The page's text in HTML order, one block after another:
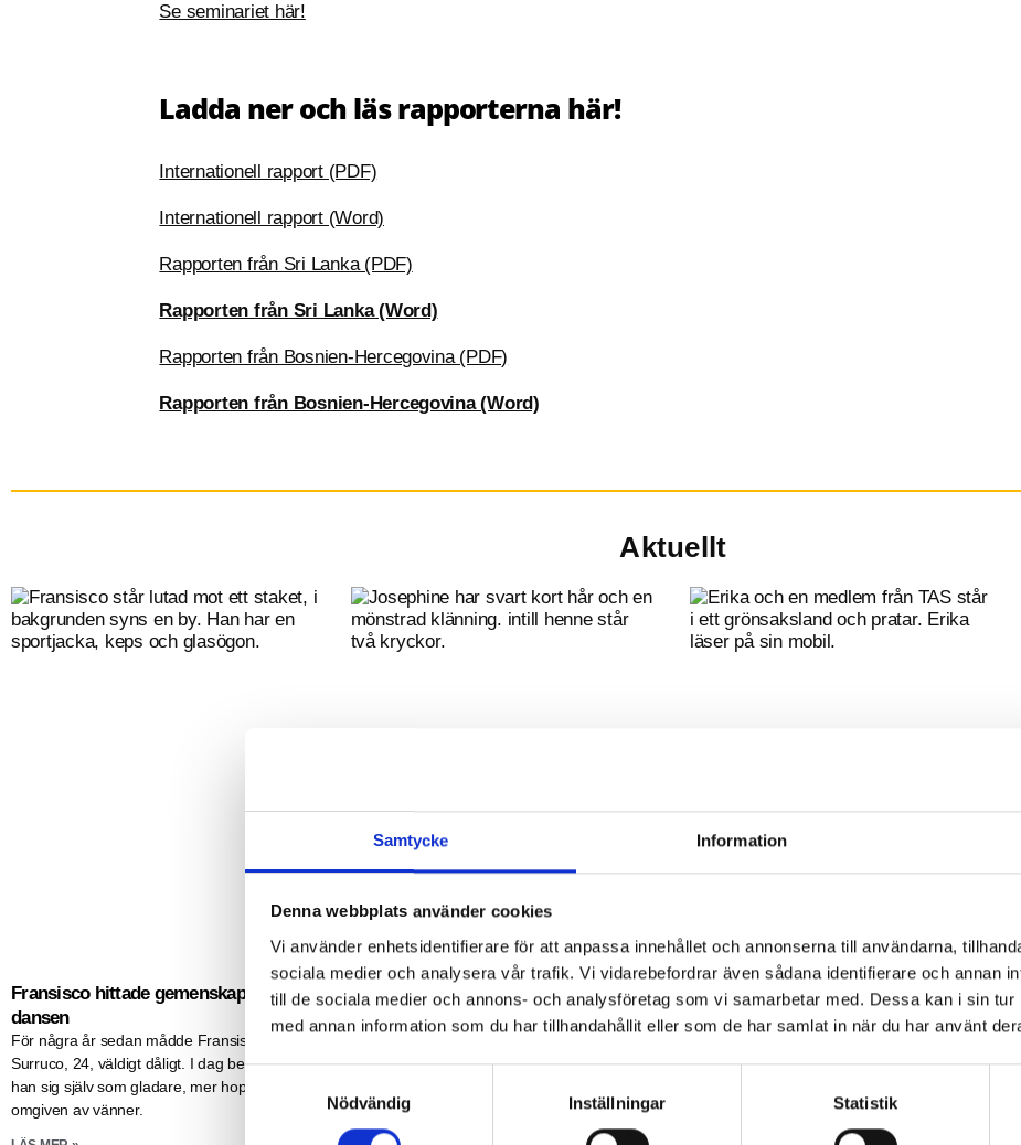
Samtycke Information
Denna webbplats använder cookies
Vi använder enhetsidentifierare för att anpassa innehållet och annonserna till användarna,
sociala medier och analysera vår trafik. Vi vidarebefordrar även sådana identifierare och annan
till de sociala medier och annons- och analysföretag som vi samarbetar med. Dessa kan i sin tur
med annan information som du har tillhandahållit eller som de har samlat in när du har använt
Nödvändig Inställningar Statistik
Se seminariet här!
Ladda ner och läs rapporterna här!
Internationell rapport (PDF)
Internationell rapport (Word)
Rapporten från Sri Lanka (PDF)
Rapporten från Sri Lanka (Word)
Rapporten från Bosnien-Hercegovina (PDF)
Rapporten från Bosnien-Hercegovina (Word)
Aktuellt
Fransisco hittade gemenskap genom
dansen
För några år sedan mådde Fransisco
Surruco, 24, väldigt dåligt. I dag beskriver
han sig själv som gladare, mer hoppfull och
omgiven av vänner.
Josephine fick tillbaka hoppet och
möjligheten att forma sin egen
När Josephine Garus Ponela föddes med
redan från första dagen. Hennes pappa
lämnade familjen kort efter födseln och
Systerorganisationer över gränserna
– så stärker partnerskap synskadades
Vad händer när organisationer som arbetar
landsgränser? För Synskadades Riksförbund
(SRF), MyRight och deras